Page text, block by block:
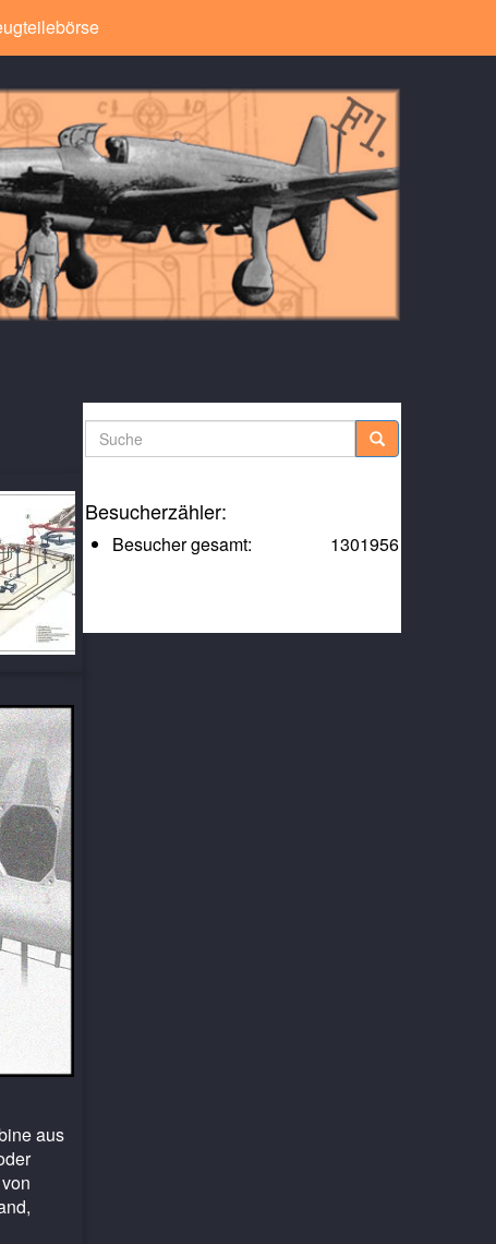
aus
Suche
Besucherzähler:
1301956
Besucher gesamt: